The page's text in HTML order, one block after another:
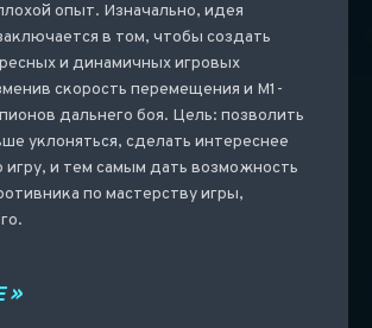
опыт. Изначально, идея
в том, чтобы создать
и динамичных игровых
скорость перемещения и М1-
дальнего боя. Цель: позволить
уклоняться, сделать интереснее
игру, и тем самым дать возможность
по мастерству игры,
»